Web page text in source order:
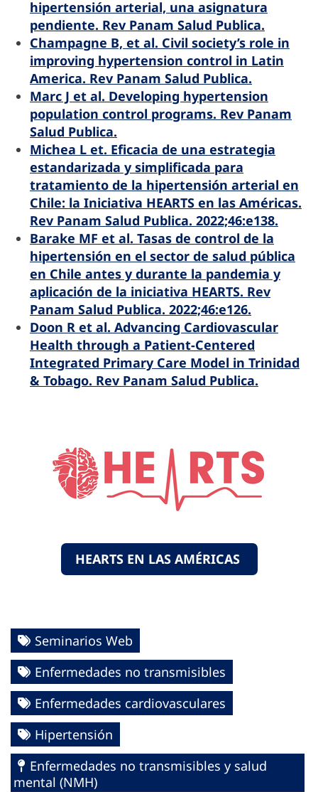
hipertensión arterial, una asignatura
pendiente. Rev Panam Salud Publica.
Champagne B, et al. Civil society’s role in
improving hypertension control in Latin
America. Rev Panam Salud Publica.
Marc J et al. Developing hypertension
population control programs. Rev Panam
Salud Publica.
Michea L et. Eficacia de una estrategia
estandarizada y simplificada para
tratamiento de la hipertensión arterial en
Chile: la Iniciativa HEARTS en las Américas.
Rev Panam Salud Publica. 2022;46:e138.
Barake MF et al. Tasas de control de la
hipertensión en el sector de salud pública
en Chile antes y durante la pandemia y
aplicación de la iniciativa HEARTS. Rev
Panam Salud Publica. 2022;46:e126.
Doon R et al. Advancing Cardiovascular
Health through a Patient-Centered
Integrated Primary Care Model in Trinidad
& Tobago. Rev Panam Salud Publica.
HEARTS EN LAS AMÉRICAS
Seminarios Web
Enfermedades no transmisibles
Enfermedades cardiovasculares
Hipertensión
Enfermedades no transmisibles y salud
mental (NMH)